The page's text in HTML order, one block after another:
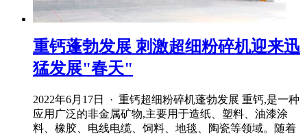
重钙蓬勃发展 刺激超细粉碎机迎来迅
猛发展"春天"
2022年6月17日 · 重钙超细粉碎机蓬勃发展 重钙,是一种
应用广泛的非金属矿物,主要用于造纸、塑料、油漆涂
料、橡胶、电线电缆、饲料、地毯、陶瓷等领域。随着